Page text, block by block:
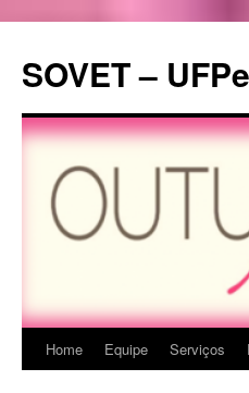
o
conteúdo
SOVET –
Home Equipe Serviços